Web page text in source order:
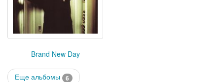
Brand New Day
Еще альбомы 6